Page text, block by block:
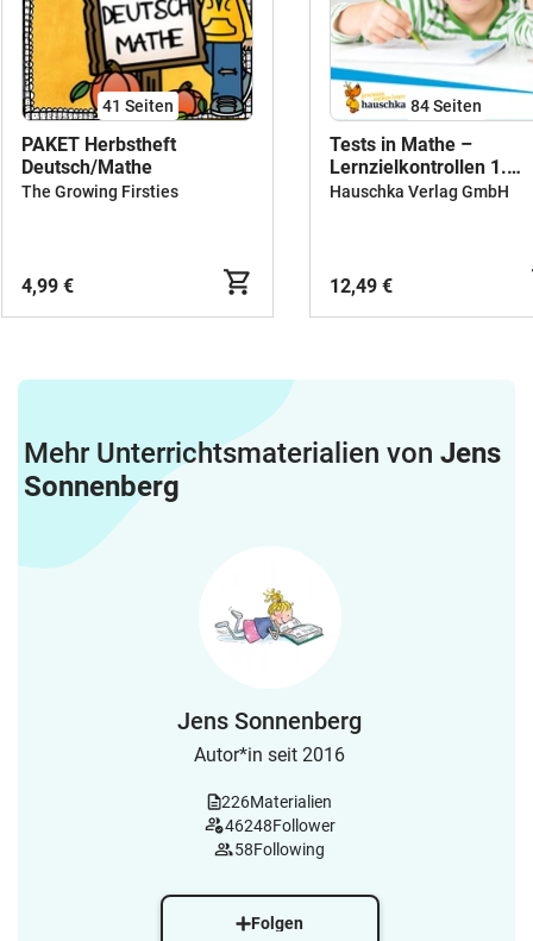
41 Seiten
PAKET Herbstheft
Deutsch/Mathe
The Growing Firsties
4,99 €
84Seiten
Tests in Mathe –
Lernzielkontrollen 1.
Klasse
Hauschka Verlag GmbH
12,49 €
Mehr Unterrichtsmaterialien von Jens
Sonnenberg
Jens Sonnenberg
Autor*in seit 2016
226Materialien
46248Follower
58Following
Folgen